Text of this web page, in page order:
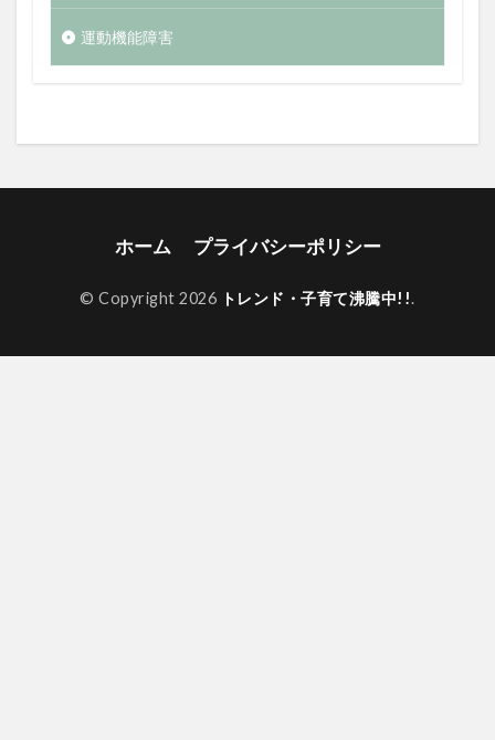
運動機能障害
ホーム プライバシーポリシー
© Copyright 2026 トレンド・子育て沸騰中!!.